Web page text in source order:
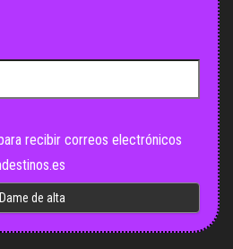
recibir correos electrónicos